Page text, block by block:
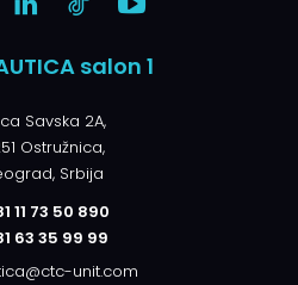
salon 1
Savska 2A,
Ostružnica,
Srbija
11 73 50 890
63 35 99 99
unit.com